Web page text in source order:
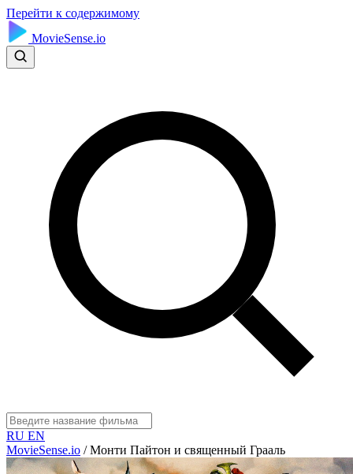
Перейти к содержимому
MovieSense.io
RU EN
MovieSense.io / Монти Пайтон и священный Грааль